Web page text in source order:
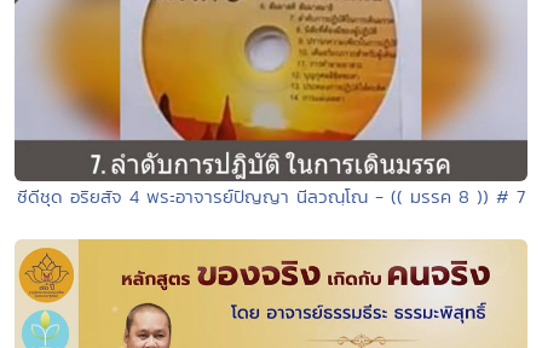
ซีดีชุด อริยสัจ 4 พระอาจารย์ปัญญา นีลวณฺโณ - (( มรรค 8 )) # 7